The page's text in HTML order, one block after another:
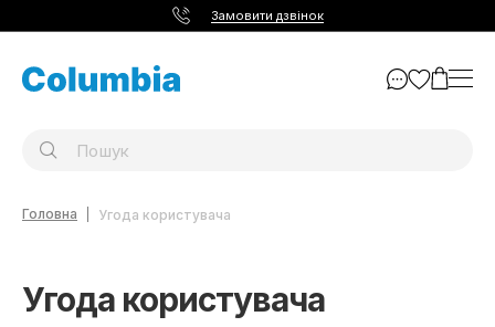
Замовити дзвінок
Головна Угода користувача
Угода користувача